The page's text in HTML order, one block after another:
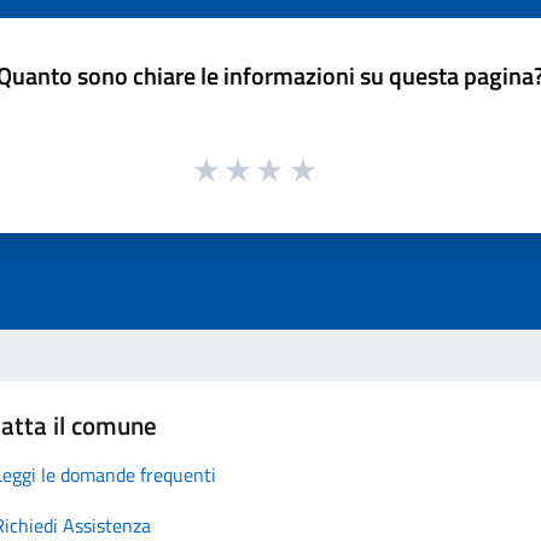
sono chiare le informazioni su questa
il comune
le domande frequenti
Assistenza